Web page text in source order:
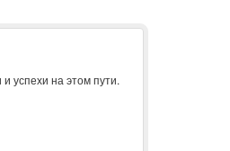
успехи на этом пути.